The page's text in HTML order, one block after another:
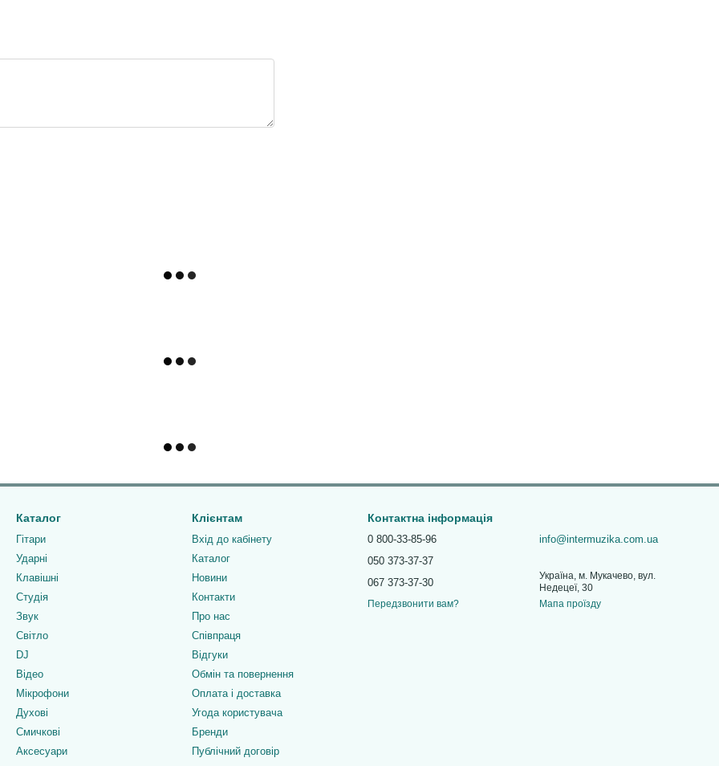
Каталог
Гітари
Ударні
Клавішні
Студія
Звук
Світло
DJ
Відео
Мікрофони
Духові
Смичкові
Аксесуари
Клієнтам
Вхід до кабінету
Каталог
Новини
Контакти
Про нас
Співпраця
Відгуки
Обмін та повернення
Оплата і доставка
Угода користувача
Бренди
Публічний договір
Контактна інформація
0 800-33-85-96
050 373-37-37
067 373-37-30
Передзвонити вам?
info@intermuzika.com.ua
Україна, м. Мукачево, вул.
Недецеї, 30
Мапа проїзду